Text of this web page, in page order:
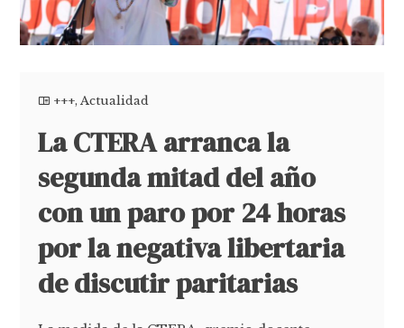
+++,Actualidad
La CTERA arranca la
segunda mitad del año
con un paro por 24 horas
por la negativa libertaria
de discutir paritarias